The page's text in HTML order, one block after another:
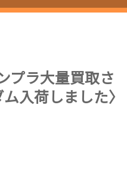
プラ大量買取さ
入荷しました〉